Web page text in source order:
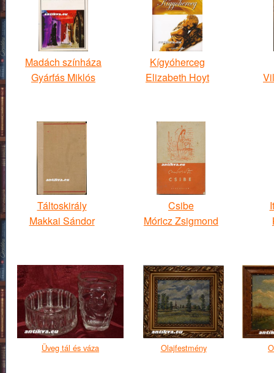
Madách színháza
Gyárfás Miklós
Kígyóherceg
Elizabeth Hoyt
Táltoskirály
Makkai Sándor
Csibe
Móricz Zsigmond
Üveg tál és váza Olajfestmény